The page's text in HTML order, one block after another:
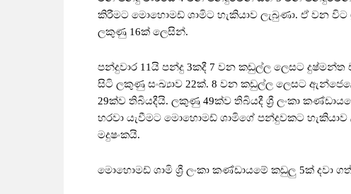
කිරීමට මොහොමඩ් ශාමිට හැකියාව ලැබුණා. ඒ වන
ලකුණු 16ක් ලෙසින්.
පන්දුවාර 11යි පන්දු 3කදී 7 වන කඩුල්ල ලෙසට දුෂ්මන්ත
සිටි ලකුණු සංඛ්‍යාව 22ක්. 8 වන කඩුල්ල ලෙසට
29ක්ව තිබියදීයි. ලකුණු 49ක්ව තිබියදී ශ්‍රී ලංකා
හරවා යැවීමට මොහොමඩ් ශාමිගේ පන්දුවකට හැකියාව
මදුෂංකයි.
මොහොමඩ් ශාමි ශ්‍රී ලංකා කණ්ඩායමේ කඩුලු 5ක් දවා